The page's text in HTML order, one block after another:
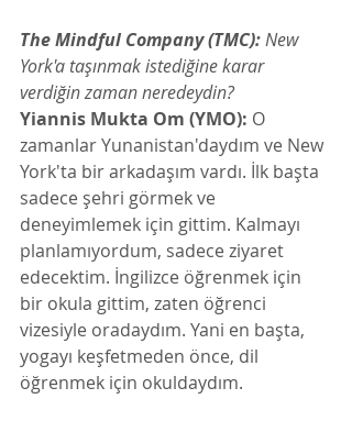
The Mindful Company (TMC): New
York'a taşınmak istediğine karar
verdiğin zaman neredeydin?
Yiannis Mukta Om (YMO): O
zamanlar Yunanistan'daydım ve New
York'ta bir arkadaşım vardı. İlk başta
sadece şehri görmek ve
deneyimlemek için gittim. Kalmayı
planlamıyordum, sadece ziyaret
edecektim. İngilizce öğrenmek için
bir okula gittim, zaten öğrenci
vizesiyle oradaydım. Yani en başta,
yogayı keşfetmeden önce, dil
öğrenmek için okuldaydım.